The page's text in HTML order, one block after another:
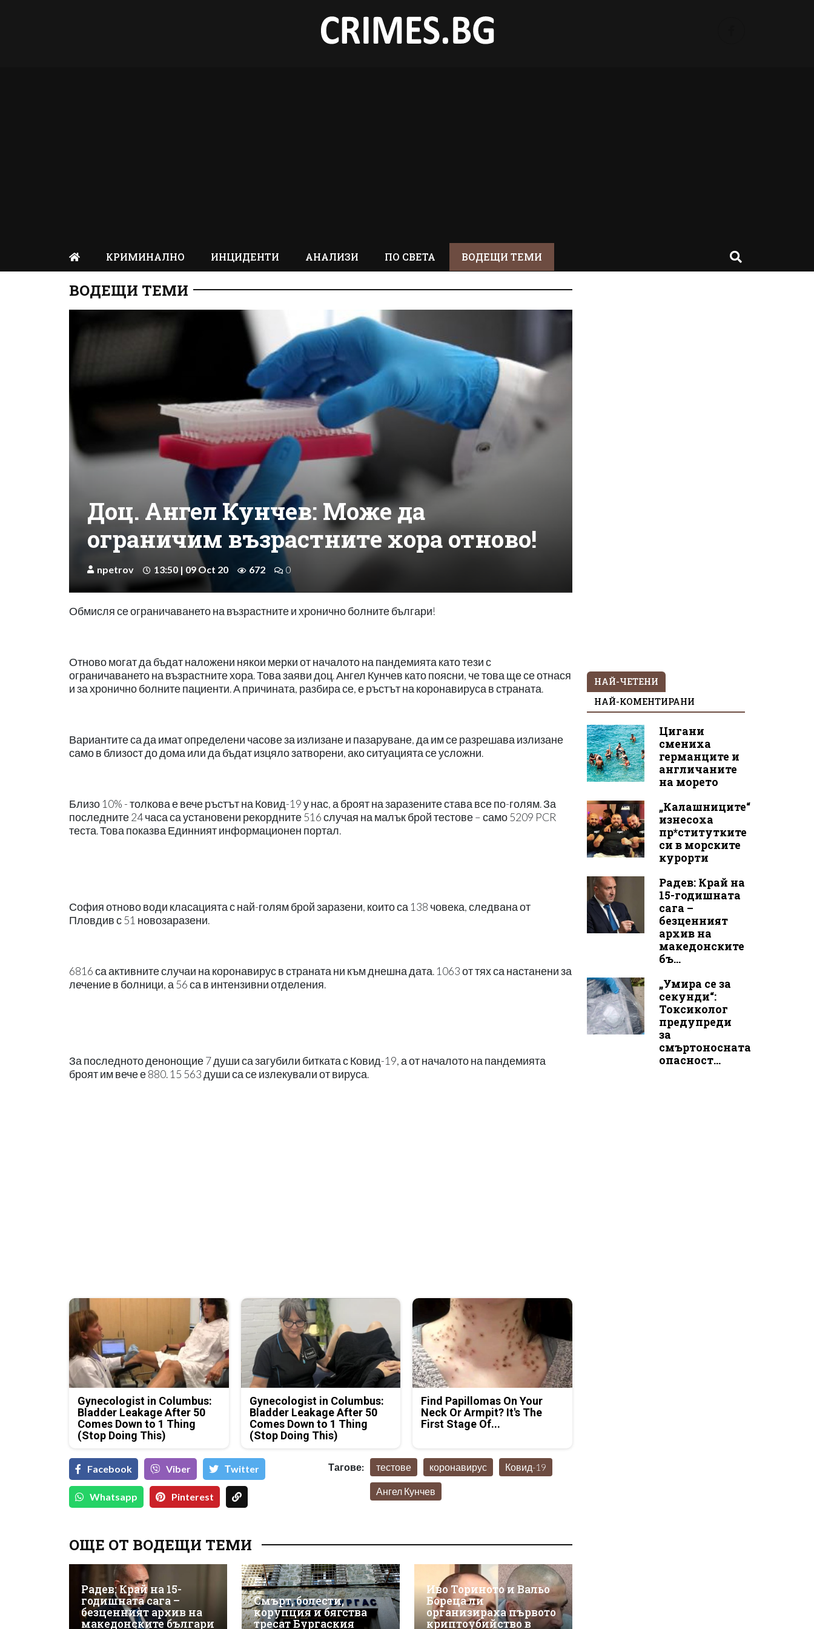
КРИМИНАЛНО ИНЦИДЕНТИ АНАЛИЗИ ПО СВЕТА ВОДЕЩИ ТЕМИ
ВОДЕЩИ ТЕМИ
Доц. Ангел Кунчев: Може да
ограничим възрастните хора отново!
npetrov 13:50 | 09 Oct 20 672 0
Обмисля се ограничаването на възрастните и хронично болните българи!
Отново могат да бъдат наложени някои мерки от началото на пандемията като тези с
ограничаването на възрастните хора. Това заяви доц. Ангел Кунчев като поясни, че това ще се отнася
и за хронично болните пациенти. А причината, разбира се, е ръстът на коронавируса в страната.
Вариантите са да имат определени часове за излизане и пазаруване, да им се разрешава излизане
само в близост до дома или да бъдат изцяло затворени, ако ситуацията се усложни.
Близо 10% - толкова е вече ръстът на Ковид-19 у нас, а броят на заразените става все по-голям. За
последните 24 часа са установени рекордните 516 случая на малък брой тестове – само 5209 PCR
теста. Това показва Единният информационен портал.
София отново води класацията с най-голям брой заразени, които са 138 човека, следвана от
Пловдив с 51 новозаразени.
6816 са активните случаи на коронавирус в страната ни към днешна дата. 1063 от тях са настанени за
лечение в болници, а 56 са в интензивни отделения.
За последното денонощие 7 души са загубили битката с Ковид-19, а от началото на пандемията
броят им вече е 880. 15 563 души са се излекували от вируса.
Gynecologist in Columbus:
Bladder Leakage After 50
Comes Down to 1 Thing
(Stop Doing This)
Gynecologist in Columbus:
Bladder Leakage After 50
Comes Down to 1 Thing
(Stop Doing This)
Find Papillomas On Your
Neck Or Armpit? It's The
First Stage Of...
Facebook Viber Тwitter
Whatsapp Pinterest
Тагове: тестове коронавирус Ковид-19
Ангел Кунчев
ОЩЕ ОТ ВОДЕЩИ ТЕМИ
Радев: Край на 15-
годишната сага –
безценният архив на
македонските българи
Смърт, болести,
корупция и бягства
тресат Бургаския
Иво Ториното и Вальо
Бореца ли
организираха първото
криптоубийство в
НАЙ-ЧЕТЕНИ
НАЙ-КОМЕНТИРАНИ
Цигани
смениха
германците и
англичаните
на морето
„Калашниците“
изнесоха
пр*ститутките
си в морските
курорти
Радев: Край на
15-годишната
сага –
безценният
архив на
македонските
бъ...
„Умира се за
секунди“:
Токсиколог
предупреди
за
смъртоносната
опасност...